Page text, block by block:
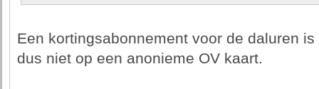
Een kortingsabonnement voor de daluren
dus niet op een anonieme OV kaart.